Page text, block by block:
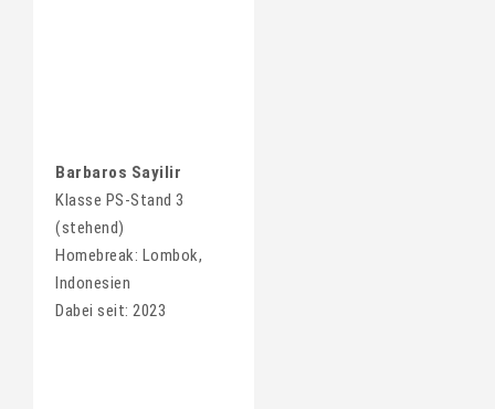
Barbaros Sayilir
Klasse PS-Stand 3
(stehend)
Homebreak: Lombok,
Indonesien
Dabei seit: 2023